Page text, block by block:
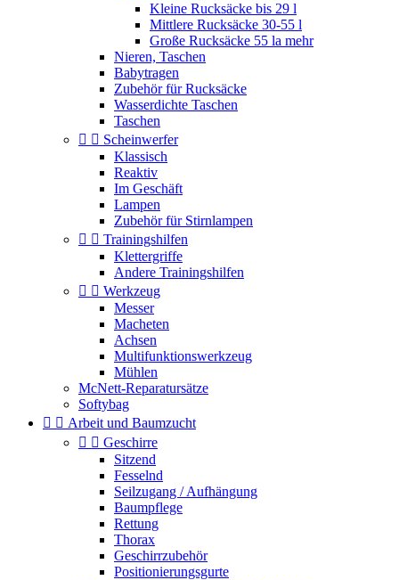
Kleine Rucksäcke bis 29 l
Mittlere Rucksäcke 30-55 l
Große Rucksäcke 55 la mehr
Nieren, Taschen
Babytragen
Zubehör für Rucksäcke
Wasserdichte Taschen
Taschen
  Scheinwerfer
Klassisch
Reaktiv
Im Geschäft
Lampen
Zubehör für Stirnlampen
  Trainingshilfen
Klettergriffe
Andere Trainingshilfen
  Werkzeug
Messer
Macheten
Achsen
Multifunktionswerkzeug
Mühlen
McNett-Reparatursätze
Softybag
  Arbeit und Baumzucht
  Geschirre
Sitzend
Fesselnd
Seilzugang / Aufhängung
Baumpflege
Rettung
Thorax
Geschirrzubehör
Positionierungsgurte